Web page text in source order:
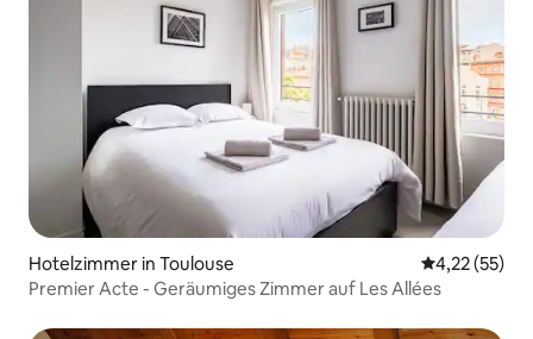
Hotelzimmer in Toulouse
4,22 (55)
Premier Acte - Geräumiges Zimmer auf Les Allées